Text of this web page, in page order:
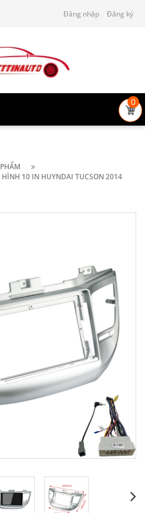
Đăng nhập Đăng ký
0
10 IN HUYNDAI TUCSON 2014